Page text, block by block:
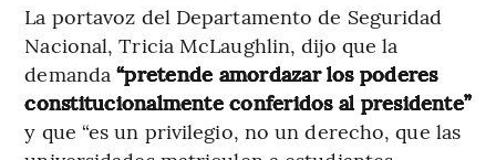
La portavoz del Departamento de Seguridad
Nacional, Tricia McLaughlin, dijo que la
demanda“pretende amordazar los poderes
constitucionalmente conferidos al presidente”
y que “es un privilegio, no un derecho, que las